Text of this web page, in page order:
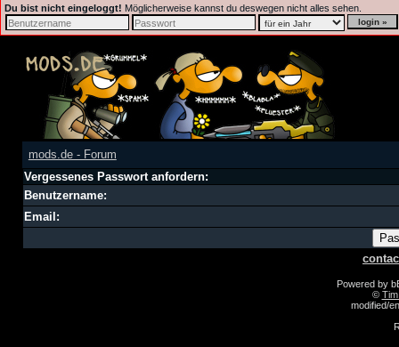
Du bist nicht eingeloggt! Möglicherweise kannst du deswegen nicht alles sehen.
mods.de - Forum
Vergessenes Passwort anfordern:
Benutzername:
Email:
Powered by
©
modified/